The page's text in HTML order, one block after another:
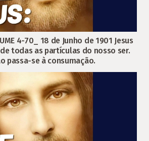
4-70_ 18 de Junho de 1901 Jesus
todas as partículas do nosso ser.
passa-se à consumação.